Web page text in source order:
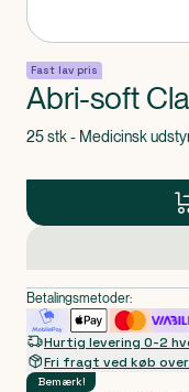
Fast lav pris
Abri-soft
25 stk - Medicinsk
Betalingsmetoder:
Hurtig levering 0-2
Fri fragt ved køb
Bemærk!